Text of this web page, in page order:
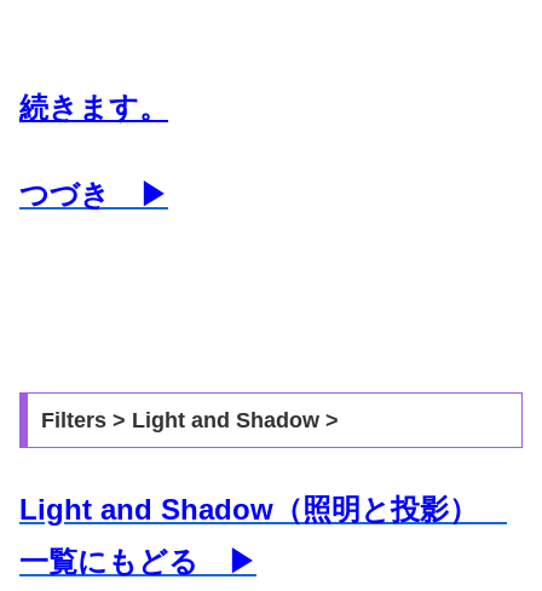
続きます。
つづき ▶
Filters > Light and Shadow >
Light and Shadow（照明と投影）
一覧にもどる ▶